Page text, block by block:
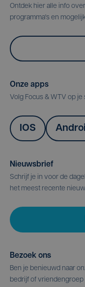
Ontdek hier alle info
programma's en
Onze apps
Volg Focus & WTV op
IOS
Nieuwsbrief
Schrijf je in voor de
het meest recente
Bezoek ons
Ben je benieuwd naar
bedrijf of